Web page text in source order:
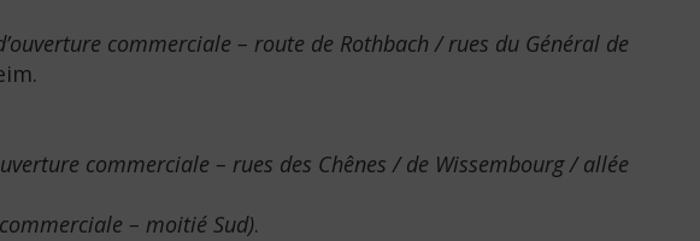
commerciale – route de Rothbach / rues du Général de
commerciale – rues des Chênes / de Wissembourg / allée
– moitié Sud).